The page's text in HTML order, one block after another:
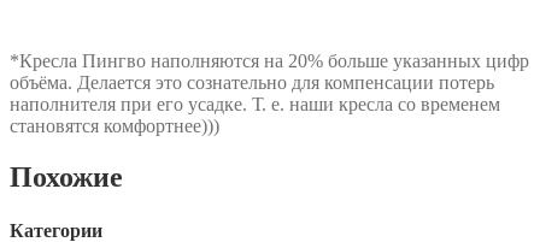
*Кресла Пингво наполняются на 20% больше указанных цифр
объёма. Делается это сознательно для компенсации потерь
наполнителя при его усадке. Т. е. наши кресла со временем
становятся комфортнее)))
Похожие
Категории